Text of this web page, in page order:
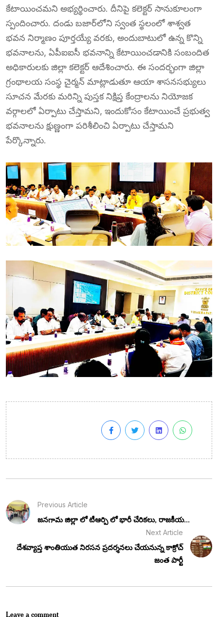
కేటాయించమని అభ్యర్థించారు. దీనిపై కలెక్టర్ సానుకూలంగా
స్పందించారు. దండు బజార్‌లోని స్వంత స్థలంలో శాశ్వత
భవన నిర్మాణం పూర్తయ్యే వరకు, అందుబాటులో ఉన్న కొన్ని
భవనాలను, ఏపీఐఐసీ భవనాన్ని కేటాయించడానికి సంబందిత
అధికారులకు జిల్లా కలెక్టర్ ఆదేశించారు. ఈ సందర్భంగా జిల్లా
గ్రంథాలయ సంస్థ చైర్మన్ మాట్లాడుతూ ఆయా శాసనసభ్యులు
సూచన మేరకు మరిన్ని పుస్తక నిక్షిప్త కేంద్రాలను నియోజక
వర్గాలలో ఏర్పాటు చేస్తామని, ఇందుకోసం కేటాయించే ప్రభుత్వ
భవనాలను క్షుణ్ణంగా పరిశీలించి ఏర్పాటు చేస్తామని
పేర్కొన్నారు.
Previous Article
జనగామ జిల్లా లో టీఆర్పి లో భారీ చేరికలు, రాజకీయ...
Next Article
దేశవ్యాప్త శాంతియుత నిరసన ప్రదర్శనలు చేయనున్న కాక్రోచ్
జంత పార్టీ
Leave a comment